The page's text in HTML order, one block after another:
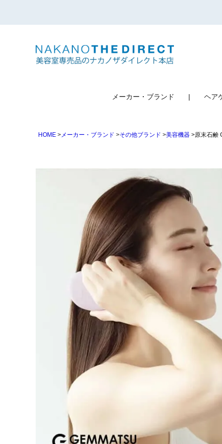
メーカー・ブランド ヘア
HOME メーカー・ブランド その他ブランド 美容機器 原末石鹸